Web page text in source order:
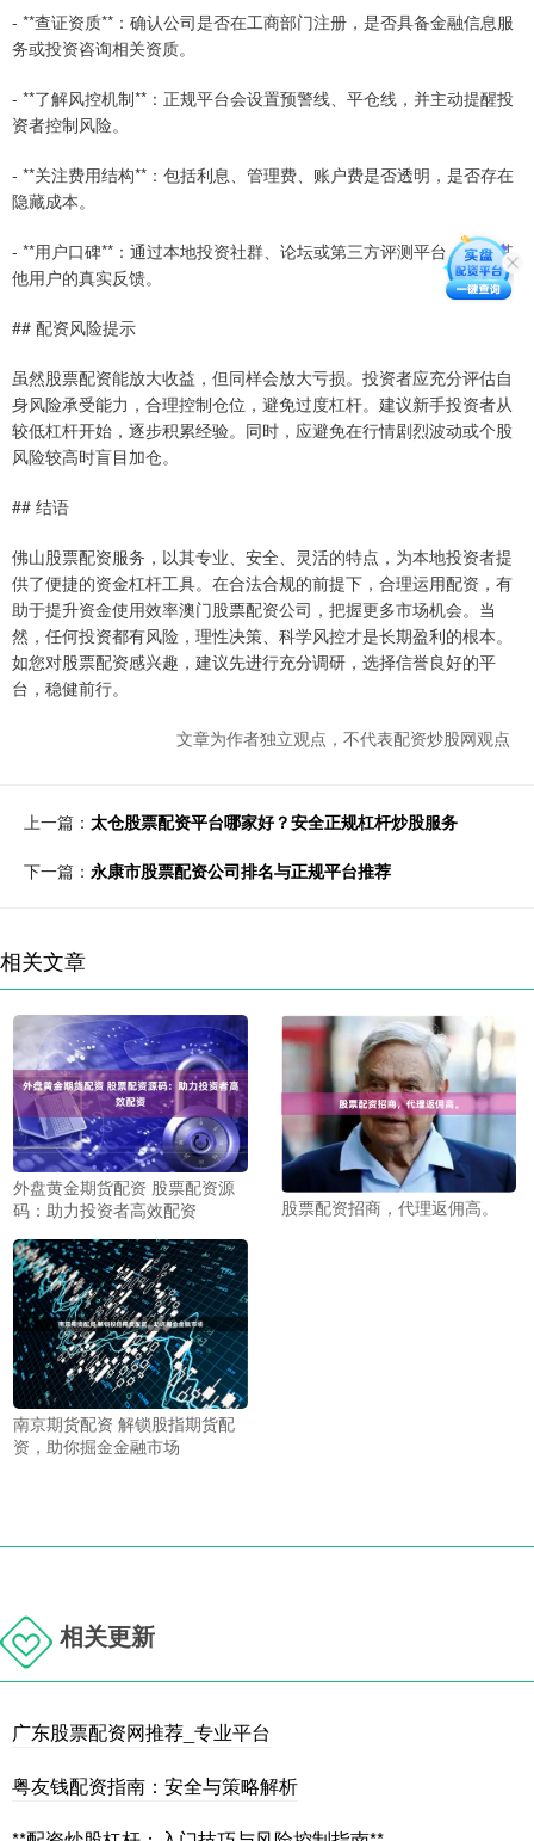
- **查证资质**：确认公司是否在工商部门注册，是否具备金融信息服
务或投资咨询相关资质。
- **了解风控机制**：正规平台会设置预警线、平仓线，并主动提醒投
资者控制风险。
- **关注费用结构**：包括利息、管理费、账户费是否透明，是否存在
隐藏成本。
- **用户口碑**：通过本地投资社群、论坛或第三方评测平台，了解其
他用户的真实反馈。
## 配资风险提示
虽然股票配资能放大收益，但同样会放大亏损。投资者应充分评估自
身风险承受能力，合理控制仓位，避免过度杠杆。建议新手投资者从
较低杠杆开始，逐步积累经验。同时，应避免在行情剧烈波动或个股
风险较高时盲目加仓。
## 结语
佛山股票配资服务，以其专业、安全、灵活的特点，为本地投资者提
供了便捷的资金杠杆工具。在合法合规的前提下，合理运用配资，有
助于提升资金使用效率澳门股票配资公司，把握更多市场机会。当
然，任何投资都有风险，理性决策、科学风控才是长期盈利的根本。
如您对股票配资感兴趣，建议先进行充分调研，选择信誉良好的平
台，稳健前行。
文章为作者独立观点，不代表配资炒股网观点
上一篇： 太仓股票配资平台哪家好？安全正规杠杆炒股服务
下一篇： 永康市股票配资公司排名与正规平台推荐
相关文章
外盘黄金期货配资 股票配资源
码：助力投资者高效配资
股票配资招商，代理返佣高。
南京期货配资 解锁股指期货配
资，助你掘金金融市场
相关更新
广东股票配资网推荐_专业平台
粤友钱配资指南：安全与策略解析